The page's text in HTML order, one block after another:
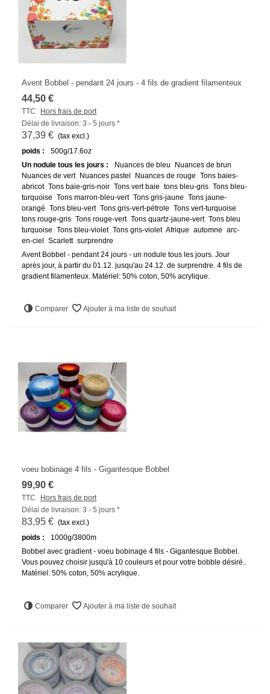
Avent Bobbel - pendant 24 jours - 4 fils de gradient filamenteux
44,50 €
TTC
Hors frais de port
Délai de livraison: 3 - 5 jours *
37,39 € (tax excl.)
poids :
500g/17.6oz
Un nodule tous les jours :
Nuances de bleu
Nuances de brun
Nuances de vert Nuances pastel Nuances de rouge Tons baies-
abricot Tons baie-gris-noir Tons vert baie tons bleu-gris Tons bleu-
turquoise Tons marron-bleu-vert Tons gris-jaune Tons jaune-
orangé Tons bleu-vert Tons gris-vert-pétrole Tons vert-turquoise
tons rouge-gris Tons rouge-vert Tons quartz-jaune-vert Tons bleu
turquoise Tons bleu-violet Tons gris-violet Afrique automne arc-
en-ciel Scarlett surprendre
Avent Bobbel - pendant 24 jours - un nodule tous les jours. Jour
après jour, à partir du 01.12. jusqu'au 24.12. de surprendre. 4 fils de
gradient filamenteux. Matériel: 50% coton, 50% acrylique.
Comparer Ajouter à ma liste de souhait
voeu bobinage 4 fils - Gigantesque Bobbel
99,90 €
TTC
Hors frais de port
Délai de livraison: 3 - 5 jours *
83,95 € (tax excl.)
poids :
1000g/3800m
Bobbel avec gradient - voeu bobinage 4 fils - Gigantesque Bobbel.
Vous pouvez choisir jusqu'à 10 couleurs et pour votre bobble désiré..
Matériel: 50% coton, 50% acrylique.
Comparer Ajouter à ma liste de souhait